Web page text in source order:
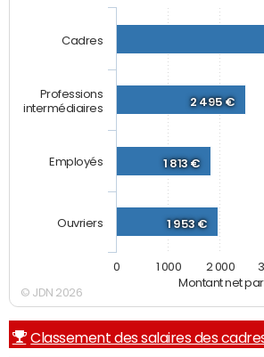
Montant net
2 495 €
1 813 €
1 953 €
Cadres
Professions
intermédiaires
Employés
Ouvriers
0 1 000 2 000
© JDN 2026
Classement des salaires des